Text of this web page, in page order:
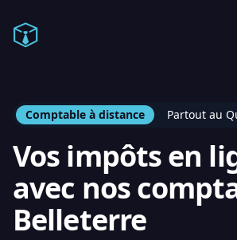
Comptable en ligne
Comptable à distance Partout au
Vos impôts en
avec nos
Belleterre